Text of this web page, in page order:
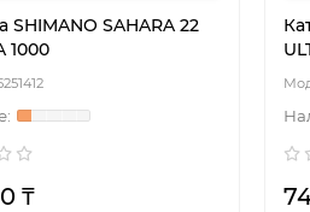
SHIMANO SAHARA 22
1000
₸